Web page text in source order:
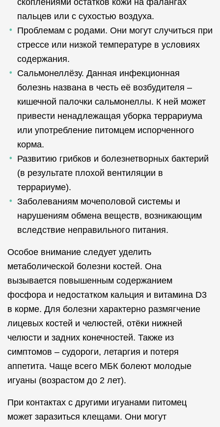
скоплениями остатков кожи на фалангах
пальцев или с сухостью воздуха.
Проблемам с родами. Они могут случиться при
стрессе или низкой температуре в условиях
содержания.
Сальмонеллёзу. Данная инфекционная
болезнь названа в честь её возбудителя –
кишечной палочки сальмонеллы. К ней может
привести ненадлежащая уборка террариума
или употребление питомцем испорченного
корма.
Развитию грибков и болезнетворных бактерий
(в результате плохой вентиляции в
террариуме).
Заболеваниям мочеполовой системы и
нарушениям обмена веществ, возникающим
вследствие неправильного питания.
Особое внимание следует уделить
метаболической болезни костей. Она
вызывается повышенным содержанием
фосфора и недостатком кальция и витамина D3
в корме. Для болезни характерно размягчение
лицевых костей и челюстей, отёки нижней
челюсти и задних конечностей. Также из
симптомов – судороги, летаргия и потеря
аппетита. Чаще всего МБК болеют молодые
игуаны (возрастом до 2 лет).
При контактах с другими игуанами питомец
может заразиться клещами. Они могут